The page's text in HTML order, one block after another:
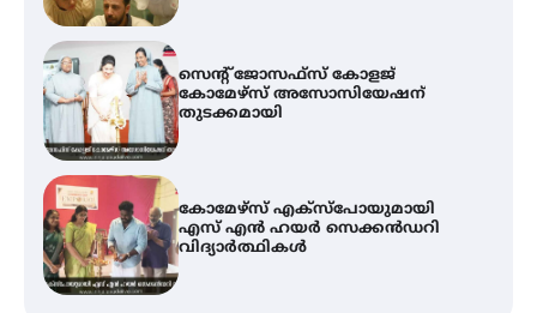
സെന്റ് ജോസഫ്സ് കോളജ്
കോമേഴ്‌സ് അസോസിയേഷന്
തുടക്കമായി
കോമേഴ്സ് എക്സ്പോയുമായി
എസ് എൻ ഹയർ സെക്കൻഡറി
വിദ്യാർത്ഥികൾ